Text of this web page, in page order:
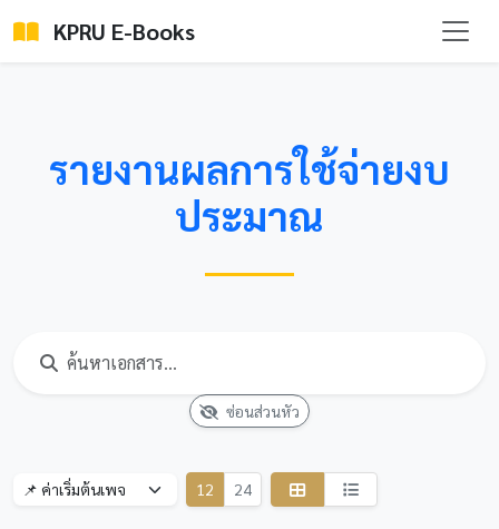
KPRU E-Books
รายงานผลการใช้จ่ายงบ
ประมาณ
ซ่อนส่วนหัว
12 24